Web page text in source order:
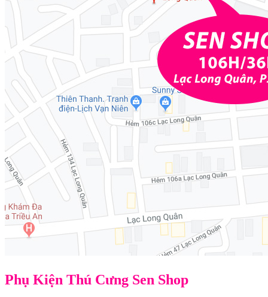
Phụ Kiện Thú Cưng Sen Shop